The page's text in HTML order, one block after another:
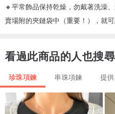
🔸平常飾品保持乾燥，勿戴著洗澡
賣場附的夾鏈袋中（重要！），就可
看過此商品的人也搜
珍珠項鍊 串珠項鍊 提